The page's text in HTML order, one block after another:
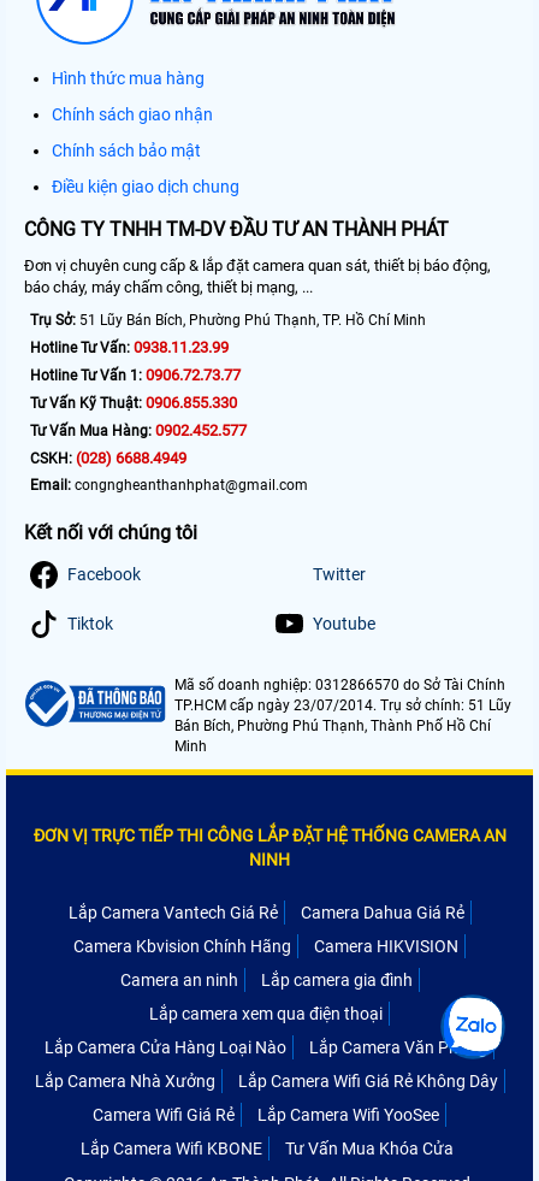
Hình thức mua hàng
Chính sách giao nhận
Chính sách bảo mật
Điều kiện giao dịch chung
CÔNG TY TNHH TM-DV ĐẦU TƯ AN THÀNH PHÁT
Đơn vị chuyên cung cấp & lắp đặt camera quan sát, thiết bị báo động,
báo cháy, máy chấm công, thiết bị mạng, ...
Trụ Sở: 51 Lũy Bán Bích, Phường Phú Thạnh, TP. Hồ Chí Minh
Hotline Tư Vấn: 0938.11.23.99
Hotline Tư Vấn 1: 0906.72.73.77
Tư Vấn Kỹ Thuật: 0906.855.330
Tư Vấn Mua Hàng: 0902.452.577
CSKH: (028) 6688.4949
Email: congngheanthanhphat@gmail.com
Kết nối với chúng tôi
Facebook Twitter
Tiktok Youtube
Mã số doanh nghiệp: 0312866570 do Sở Tài Chính
TP.HCM cấp ngày 23/07/2014. Trụ sở chính: 51 Lũy
Bán Bích, Phường Phú Thạnh, Thành Phố Hồ Chí
Minh
ĐƠN VỊ TRỰC TIẾP THI CÔNG LẮP ĐẶT HỆ THỐNG CAMERA AN
NINH
Lắp Camera Vantech Giá Rẻ
Camera Dahua Giá Rẻ
Camera Kbvision Chính Hãng
Camera HIKVISION
Camera an ninh
Lắp camera gia đình
Lắp camera xem qua điện thoại
Lắp Camera Cửa Hàng Loại Nào
Lắp Camera Văn Phòng
Lắp Camera Nhà Xưởng
Lắp Camera Wifi Giá Rẻ Không Dây
Camera Wifi Giá Rẻ
Lắp Camera Wifi YooSee
Lắp Camera Wifi KBONE
Tư Vấn Mua Khóa Cửa